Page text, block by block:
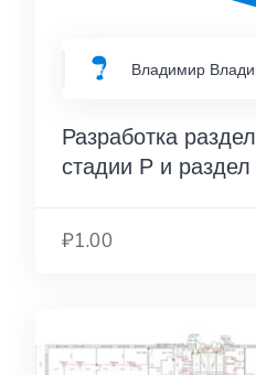
Владимир
Разработка
стадии Р и
₽1.00